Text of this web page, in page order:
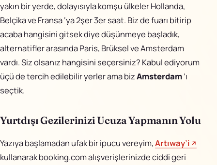
İletişim
Instagram
X
LinkedIn
Görünüm
yakın bir yerde, dolayısıyla komşu ülkeler Hollanda,
Belçika ve Fransa ‘ya 2şer 3er saat. Biz de fuarı bitirip
acaba hangisini gitsek diye düşünmeye başladık,
alternatifler arasındaParis, Brüksel ve Amsterdam
vardı. Siz olsanız hangisini seçersiniz? Kabul ediyorum
üçü de tercih edilebilir yerler ama bizAmsterdam‘ı
seçtik.
Yurtdışı Gezilerinizi Ucuza Yapmanın Yolu
Yazıya başlamadan ufak bir ipucu vereyim,Artıway’i
kullanarak booking.com alışverişlerinizde ciddi geri